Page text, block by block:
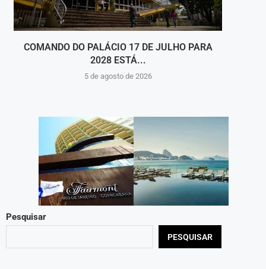
COMANDO DO PALÁCIO 17 DE JULHO PARA
2028 ESTÁ...
5 de agosto de 2026
Pesquisar
PESQUISAR